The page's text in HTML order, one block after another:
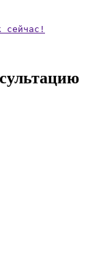
сейчас!